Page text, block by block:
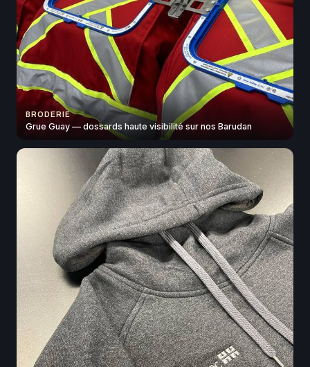
BRODERIE
Grue Guay — dossards haute visibilité sur nos Barudan